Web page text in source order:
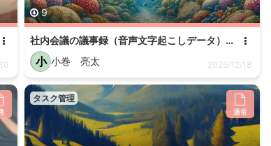
9
社内会議の議事録（音声文字起こしデータ）から決定事項とToDoを抽出するプロンプト
小 小巻 亮太 2025/12/18
タスク管理
通常